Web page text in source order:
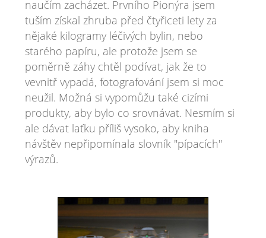
naučím zacházet. Prvního Pionýra jsem
tuším získal zhruba před čtyřiceti lety za
nějaké kilogramy léčivých bylin, nebo
starého papíru, ale protože jsem se
poměrně záhy chtěl podívat, jak že to
vevnitř vypadá, fotografování jsem si moc
neužil. Možná si vypomůžu také cizími
produkty, aby bylo co srovnávat. Nesmím si
ale dávat laťku příliš vysoko, aby kniha
návštěv nepřipomínala slovník "pípacích"
výrazů.